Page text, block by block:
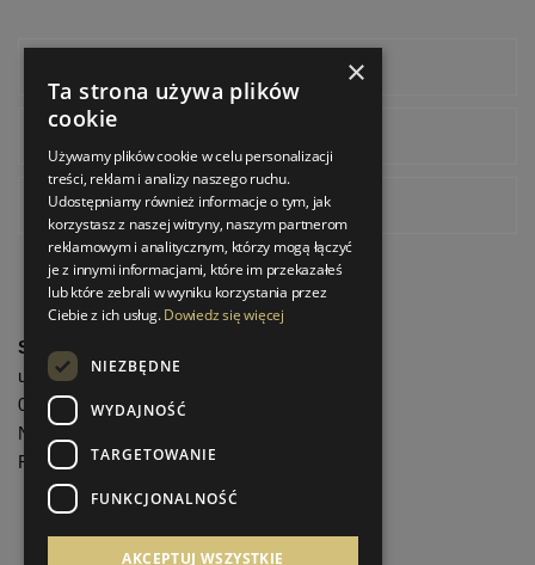
Pinterest
StrefaLuksusu.pl
ul. Bartycka 24/26 Pawilon 227
00-716 Warszawa
NIP: 8251972213
REGON: 06035139
Menu informacyjne
×
Ta strona używa plików
cookie
Używamy plików cookie w celu personalizacji
treści, reklam i analizy naszego ruchu.
Udostępniamy również informacje o tym, jak
korzystasz z naszej witryny, naszym partnerom
reklamowym i analitycznym, którzy mogą łączyć
je z innymi informacjami, które im przekazałeś
lub które zebrali w wyniku korzystania przez
Ciebie z ich usług.Dowiedz się więcej
NIEZBĘDNE
WYDAJNOŚĆ
TARGETOWANIE
FUNKCJONALNOŚĆ
AKCEPTUJ WSZYSTKIE